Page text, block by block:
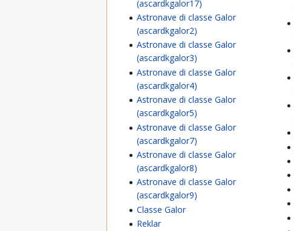
(ascardkgalor17)
Astronave di classe Galor
(ascardkgalor2)
Astronave di classe Galor
(ascardkgalor3)
Astronave di classe Galor
(ascardkgalor4)
Astronave di classe Galor
(ascardkgalor5)
Astronave di classe Galor
(ascardkgalor7)
Astronave di classe Galor
(ascardkgalor8)
Astronave di classe Galor
(ascardkgalor9)
Classe Galor
Reklar